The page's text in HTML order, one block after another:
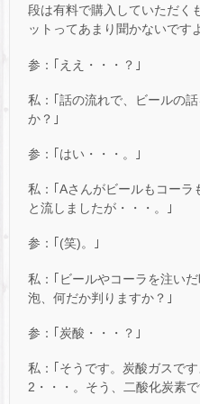
段は有料で購入していただく
ットってあまり聞かないです
参：｢ええ・・・？｣
私：｢話の流れで、ビールの
か？｣
参：｢はい・・・。｣
私：｢Aさんがビールもコーラ
と流しましたが・・・。｣
参：｢(笑)。｣
私：｢ビールやコーラを注い
泡、何だか判りますか？｣
参：｢炭酸・・・？｣
私：｢そうです。炭酸ガスで
2・・・。そう、二酸化炭素で